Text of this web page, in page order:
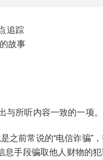
追踪
故事
与所听内容一致的一项。
是之前常说的“电信诈骗
息手段骗取他人财物的